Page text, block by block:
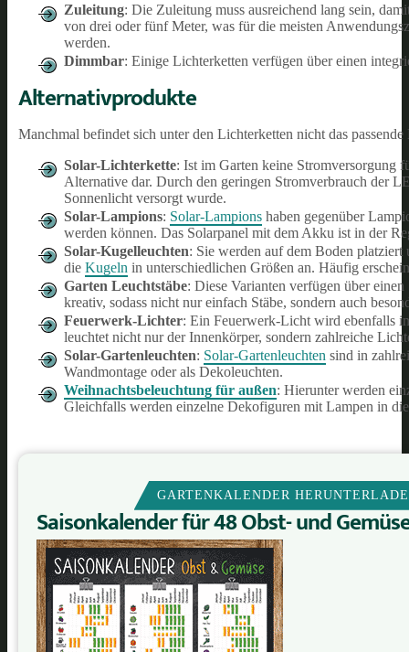
Zuleitung: Die Zuleitung muss ausreichend lang sein,
von drei oder fünf Meter, was für die meisten
werden.
Dimmbar: Einige Lichterketten verfügen über einen
Alternativprodukte
Manchmal befindet sich unter den Lichterketten nicht das
Solar-Lichterkette: Ist im Garten keine Stromversorgung
Alternative dar. Durch den geringen Stromverbrauch der
Sonnenlicht versorgt wurde.
Solar-Lampions: Solar-Lampions haben gegenüber
werden können. Das Solarpanel mit dem Akku ist in der
Solar-Kugelleuchten: Sie werden auf dem Boden
die Kugeln in unterschiedlichen Größen an. Häufig
Garten Leuchtstäbe: Diese Varianten verfügen über
kreativ, sodass nicht nur einfach Stäbe, sondern auch
Feuerwerk-Lichter: Ein Feuerwerk-Licht wird ebenfalls
leuchtet nicht nur der Innenkörper, sondern zahlreiche
Solar-Gartenleuchten: Solar-Gartenleuchten sind in
Wandmontage oder als Dekoleuchten.
Weihnachtsbeleuchtung für außen: Hierunter werden
Gleichfalls werden einzelne Dekofiguren mit Lampen in
GARTENKALENDER
Saisonkalender für 48 Obst- und